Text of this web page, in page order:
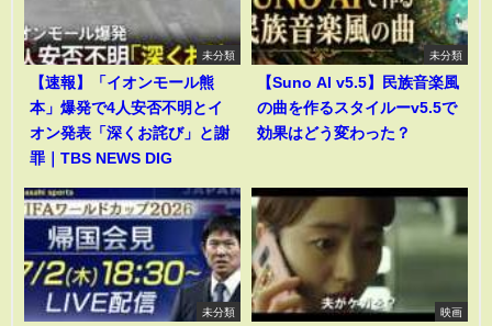
未分類
【速報】「イオンモール熊
本」爆発で4人安否不明とイ
オン発表「深くお詫び」と謝
罪｜TBS NEWS DIG
未分類
【Suno AI v5.5】民族音楽風
の曲を作るスタイルーv5.5で
効果はどう変わった？
未分類 映画